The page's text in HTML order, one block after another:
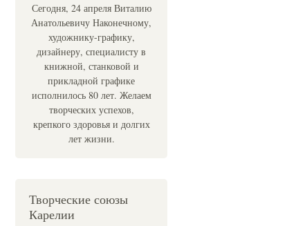
Сегодня, 24 апреля Виталию
Анатольевичу Наконечному,
художнику-графику,
дизайнеру, специалисту в
книжной, станковой и
прикладной графике
исполнилось 80 лет. Желаем
творческих успехов,
крепкого здоровья и долгих
лет жизни.
Творческие союзы
Карелии